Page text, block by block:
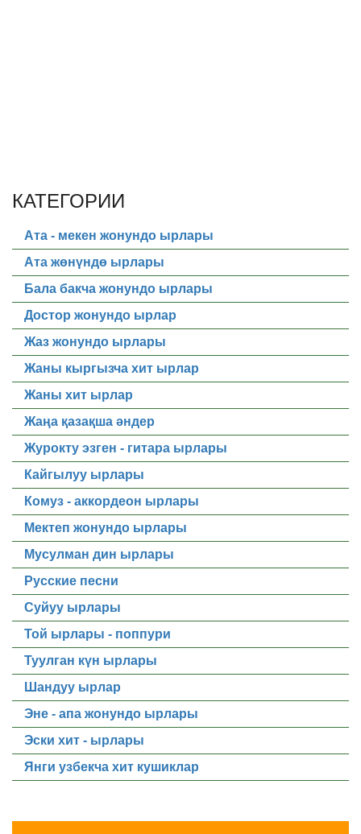
КАТЕГОРИИ
Ата - мекен жонундо ырлары
Ата жөнүндө ырлары
Бала бакча жонундо ырлары
Достор жонундо ырлар
Жаз жонундо ырлары
Жаны кыргызча хит ырлар
Жаны хит ырлар
Жаңа қазақша әндер
Журокту эзген - гитара ырлары
Кайгылуу ырлары
Комуз - аккордеон ырлары
Мектеп жонундо ырлары
Мусулман дин ырлары
Русские песни
Суйуу ырлары
Той ырлары - поппури
Туулган күн ырлары
Шандуу ырлар
Эне - апа жонундо ырлары
Эски хит - ырлары
Янги узбекча хит кушиклар